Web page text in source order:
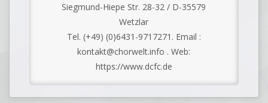
Siegmund-Hiepe Str. 28-32 / D-35579
Wetzlar
Tel. (+49) (0)6431-9717271. Email :
kontakt@chorwelt.info . Web:
https://www.dcfc.de